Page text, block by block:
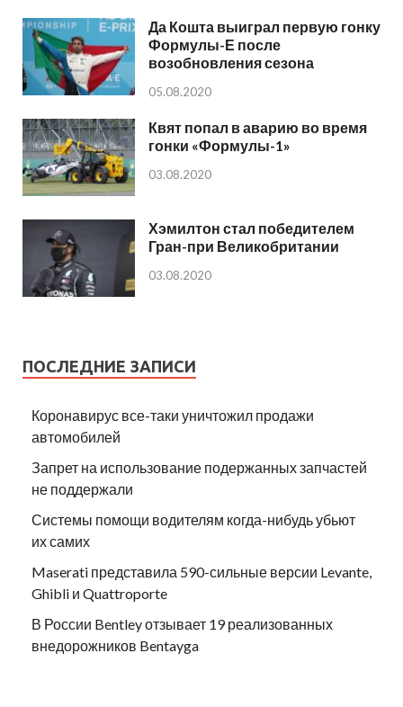
Да Кошта выиграл первую гонку
Формулы-Е после
возобновления сезона
05.08.2020
Квят попал в аварию во время
гонки «Формулы-1»
03.08.2020
Хэмилтон стал победителем
Гран-при Великобритании
03.08.2020
ПОСЛЕДНИЕ ЗАПИСИ
Коронавирус все-таки уничтожил продажи
автомобилей
Запрет на использование подержанных запчастей
не поддержали
Системы помощи водителям когда-нибудь убьют
их самих
Maserati представила 590-сильные версии Levante,
Ghibli и Quattroporte
В России Bentley отзывает 19 реализованных
внедорожников Bentayga